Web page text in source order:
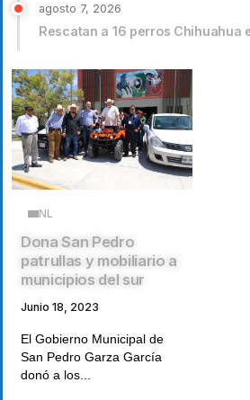
agosto 7, 2026
Rescatan a 16 perros Chihuahua
NL
Dona San Pedro
patrullas y mobiliario a
municipios del sur
Junio 18, 2023
El Gobierno Municipal de
San Pedro Garza García
donó a los...